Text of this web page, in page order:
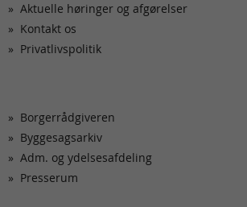
Aktuelle høringer og afgørelser
Kontakt os
Privatlivspolitik
Borgerrådgiveren
Byggesagsarkiv
Adm. og ydelsesafdeling
Presserum